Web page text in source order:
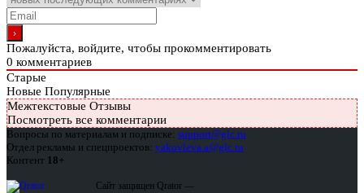
Пожалуйста, войдите, чтобы прокомментировать
0 комментариев
Старые
Новые Популярные
Межтекстовые Отзывы
Посмотреть все комментарии
Вопросы по материалам и подписке: support@glc.ru
Отдел рекламы и спецпроектов: yakovleva.a@glc.ru
Контент 18+
Сайт защищен Qrator —